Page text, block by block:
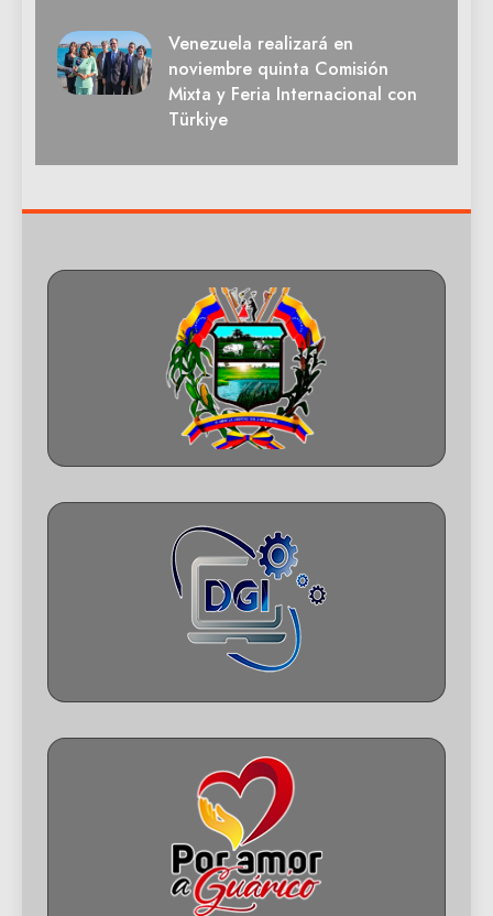
Venezuela realizará en
noviembre quinta Comisión
Mixta y Feria Internacional con
Türkiye